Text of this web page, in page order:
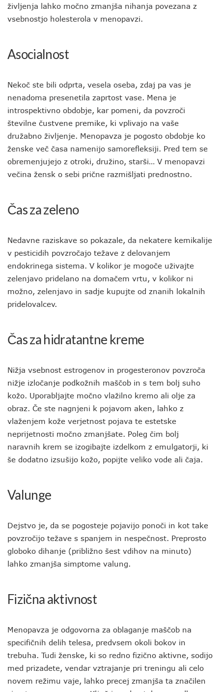
življenja lahko močno zmanjša nihanja povezana z
vsebnostjo holesterola v menopavzi.
Asocialnost
Nekoč ste bili odprta, vesela oseba, zdaj pa vas je
nenadoma presenetila zaprtost vase. Mena je
introspektivno obdobje, kar pomeni, da povzroči
številne čustvene premike, ki vplivajo na vaše
družabno življenje. Menopavza je pogosto obdobje ko
ženske več časa namenijo samorefleksiji. Pred tem se
obremenjujejo z otroki, družino, starši… V menopavzi
večina žensk o sebi prične razmišljati prednostno.
Čas za zeleno
Nedavne raziskave so pokazale, da nekatere kemikalije
v pesticidih povzročajo težave z delovanjem
endokrinega sistema. V kolikor je mogoče uživajte
zelenjavo pridelano na domačem vrtu, v kolikor ni
možno, zelenjavo in sadje kupujte od znanih lokalnih
pridelovalcev.
Čas za hidratantne kreme
Nižja vsebnost estrogenov in progesteronov povzroča
nižje izločanje podkožnih maščob in s tem bolj suho
kožo. Uporabljajte močno vlažilno kremo ali olje za
obraz. Če ste nagnjeni k pojavom aken, lahko z
vlaženjem kože verjetnost pojava te estetske
neprijetnosti močno zmanjšate. Poleg čim bolj
naravnih krem se izogibajte izdelkom z emulgatorji, ki
še dodatno izsušijo kožo, popijte veliko vode ali čaja.
Valunge
Dejstvo je, da se pogosteje pojavijo ponoči in kot take
povzročijo težave s spanjem in nespečnost. Preprosto
globoko dihanje (približno šest vdihov na minuto)
lahko zmanjša simptome valung.
Fizična aktivnost
Menopavza je odgovorna za oblaganje maščob na
specifičnih delih telesa, predvsem okoli bokov in
trebuha. Tudi ženske, ki so redno fizično aktivne, sodijo
med prizadete, vendar vztrajanje pri treningu ali celo
novem režimu vaje, lahko precej zmanjša ta značilen